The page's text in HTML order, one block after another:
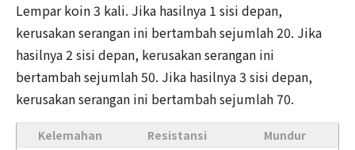
Lempar koin 3 kali. Jika hasilnya 1 sisi depan,
kerusakan serangan ini bertambah sejumlah 20. Jika
hasilnya 2 sisi depan, kerusakan serangan ini
bertambah sejumlah 50. Jika hasilnya 3 sisi depan,
kerusakan serangan ini bertambah sejumlah 70.
Kelemahan Resistansi Mundur